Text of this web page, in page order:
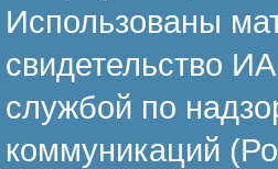
Использованы
свидетельство
службой по
коммуникаций